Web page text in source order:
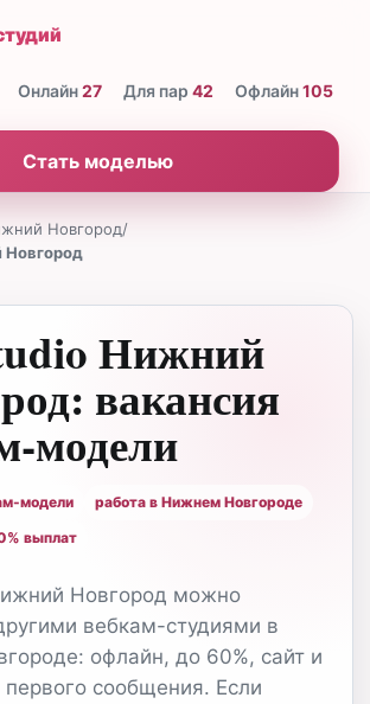
Онлайн27 Для пар 42 Офлайн105
Стать моделью
Новгород/
Нижний
вакансия
модели
модели
работа в Нижнем Новгороде
выплат
Новгород можно
вебкам-студиями в
офлайн, до 60%, сайт и
первого сообщения. Если